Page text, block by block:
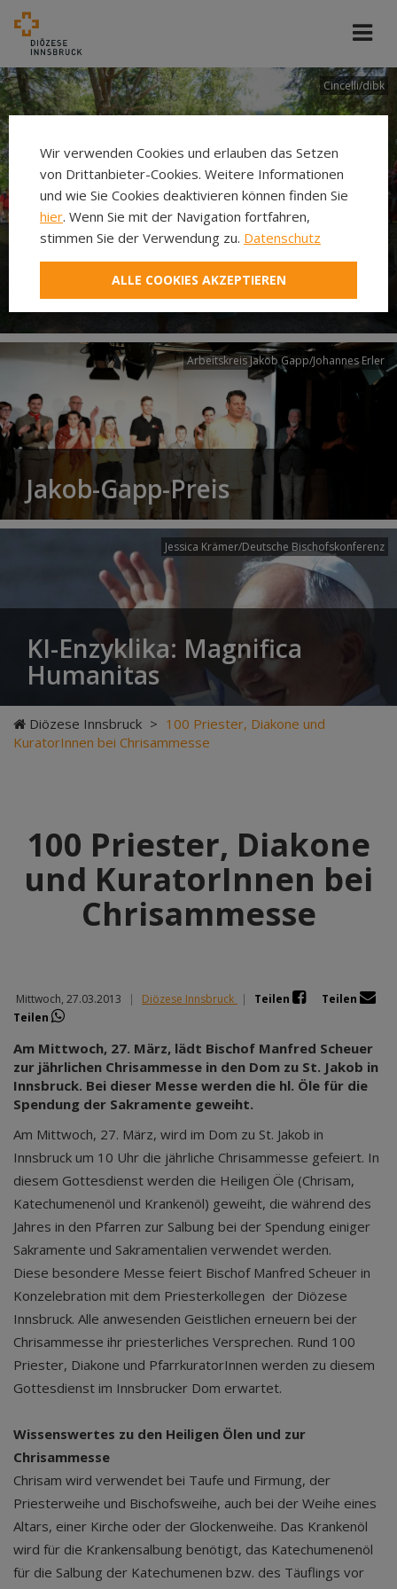
Cincelli/dibk
Neuer Pilgerweg Via
Laudato si’
Arbeitskreis Jakob Gapp/Johannes Erler
Jakob-Gapp-Preis
Jessica Krämer/Deutsche Bischofskonferenz
KI-Enzyklika: Magnifica
Humanitas
Diözese Innsbruck > 100 Priester, Diakone und
KuratorInnen bei Chrisammesse
100 Priester, Diakone
und KuratorInnen bei
Chrisammesse
Mittwoch, 27.03.2013 | Diözese Innsbruck | Teilen
Teilen
Teilen
Am Mittwoch, 27. März, lädt Bischof Manfred Scheuer
zur jährlichen Chrisammesse in den Dom zu St. Jakob in
Innsbruck. Bei dieser Messe werden die hl. Öle für die
Spendung der Sakramente geweiht.
Am Mittwoch, 27. März, wird im Dom zu St. Jakob in
Innsbruck um 10 Uhr die jährliche Chrisammesse gefeiert. In
diesem Gottesdienst werden die Heiligen Öle (Chrisam,
Katechumenenöl und Krankenöl) geweiht, die während des
Jahres in den Pfarren zur Salbung bei der Spendung einiger
Sakramente und Sakramentalien verwendet werden.
Diese besondere Messe feiert Bischof Manfred Scheuer in
Konzelebration mit dem Priesterkollegen der Diözese
Innsbruck. Alle anwesenden Geistlichen erneuern bei der
Chrisammesse ihr priesterliches Versprechen. Rund 100
Priester, Diakone und PfarrkuratorInnen werden zu diesem
Gottesdienst im Innsbrucker Dom erwartet.
Wissenswertes zu den Heiligen Ölen und zur
Chrisammesse
Chrisam wird verwendet bei Taufe und Firmung, der
Priesterweihe und Bischofsweihe, auch bei der Weihe eines
Altars, einer Kirche oder der Glockenweihe. Das Krankenöl
wird für die Krankensalbung benötigt, das Katechumenenöl
für die Salbung der Katechumenen bzw. des Täuflings vor
Wir verwenden Cookies und erlauben das Setzen
von Drittanbieter-Cookies. Weitere Informationen
und wie Sie Cookies deaktivieren können finden Sie
hier. Wenn Sie mit der Navigation fortfahren,
stimmen Sie der Verwendung zu. Datenschutz
ALLE COOKIES AKZEPTIEREN